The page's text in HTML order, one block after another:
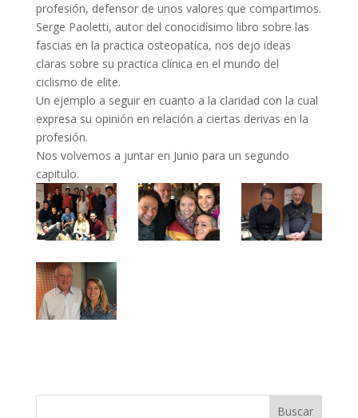
profesión, defensor de unos valores que compartimos.
Serge Paoletti, autor del conocidísimo libro sobre las
fascias en la practica osteopatíca, nos dejo ideas
claras sobre su practica clínica en el mundo del
ciclismo de elite.
Un ejemplo a seguir en cuanto a la claridad con la cual
expresa su opinión en relación a ciertas derivas en la
profesión.
Nos volvemos a juntar en Junio para un segundo
capitulo.